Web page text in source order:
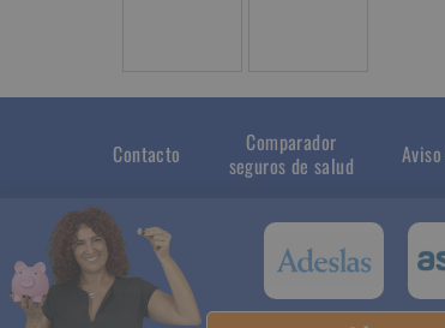
Contacto
Comparador
seguros de salud